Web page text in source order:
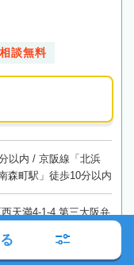
談無料
以内 / 京阪線「北浜
森町駅」徒歩10分以内
天満4-1-4 第三大阪弁